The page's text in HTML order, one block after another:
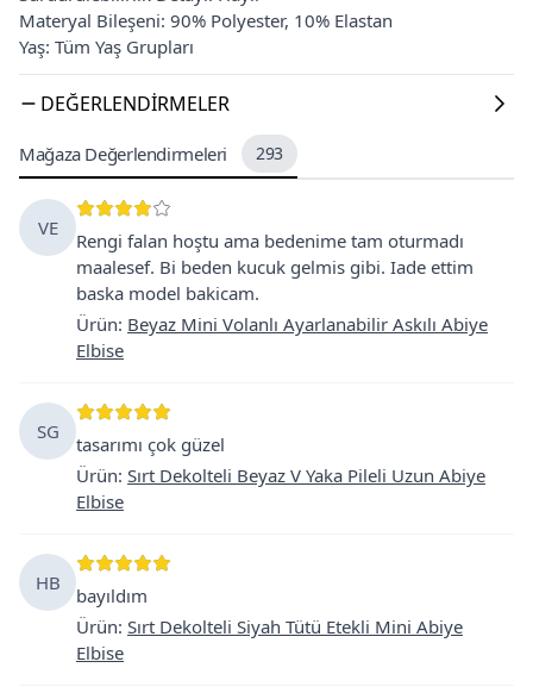
Materyal Bileşeni: 90% Polyester, 10% Elastan
Yaş: Tüm Yaş Grupları
DEĞERLENDIRMELER
Mağaza Değerlendirmeleri 293
VE
Rengi falan hoştu ama bedenime tam oturmadı
maalesef. Bi beden kucuk gelmis gibi. Iade ettim
baska model bakicam.
Ürün: Beyaz Mini Volanlı Ayarlanabilir Askılı Abiye
Elbise
SG
tasarımı çok güzel
Ürün: Sırt Dekolteli Beyaz V Yaka Pileli Uzun Abiye
Elbise
HB
bayıldım
Ürün: Sırt Dekolteli Siyah Tütü Etekli Mini Abiye
Elbise